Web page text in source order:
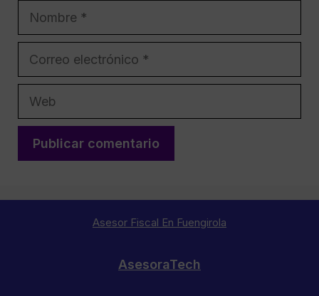
Asesor Fiscal En Fuengirola
AsesoraTech